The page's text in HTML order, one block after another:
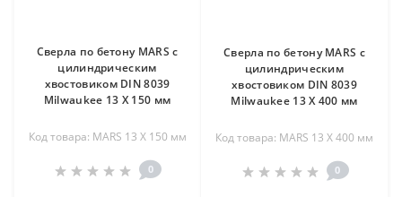
Сверла по бетону MARS с
цилиндрическим
хвостовиком DIN 8039
Milwaukee 13 X 150 мм
Код товара: MARS 13 X 150 мм
0
Сверла по бетону MARS с
цилиндрическим
хвостовиком DIN 8039
Milwaukee 13 X 400 мм
Код товара: MARS 13 X 400 мм
0